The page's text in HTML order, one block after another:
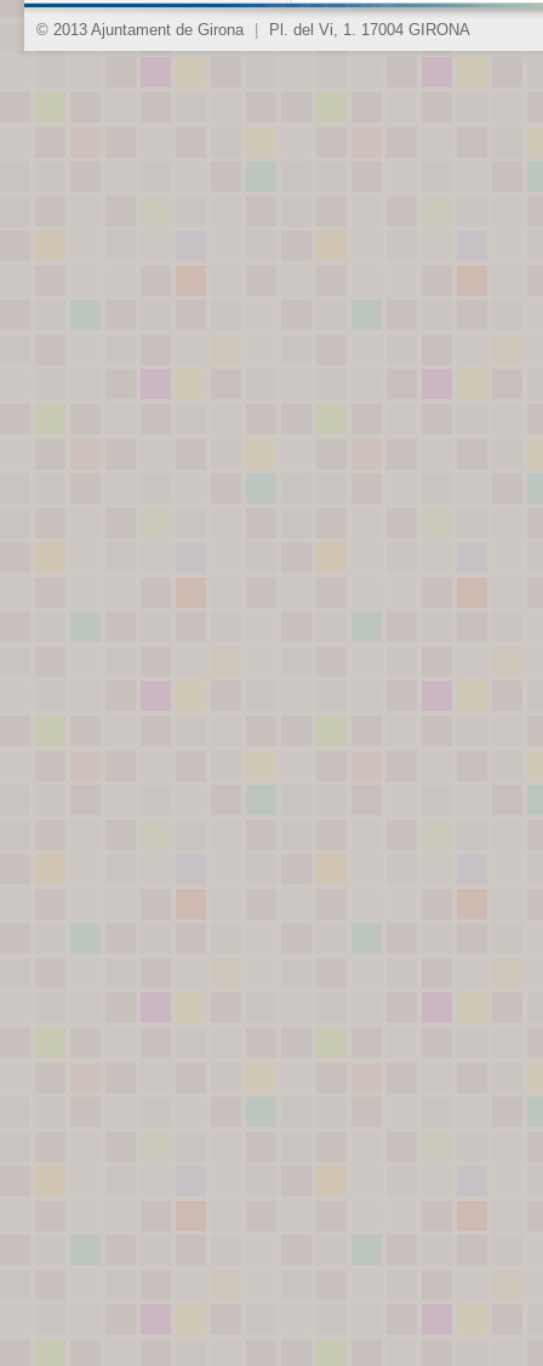
© 2013 Ajuntament de Girona Pl. del Vi, 1. 17004 GIRONA